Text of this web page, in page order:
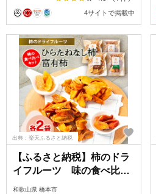
料無料【1029337】4サイトで掲載中
出典：楽天ふるさと納税
【ふるさと納税】柿のドラ
イフルーツ 味の食べ比べ
セット(ひらたねなし柿
和歌山県 橋本市